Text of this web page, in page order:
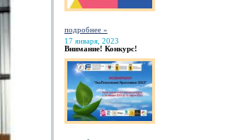
подробнее »
17 января, 2023
Внимание! Конкурс!